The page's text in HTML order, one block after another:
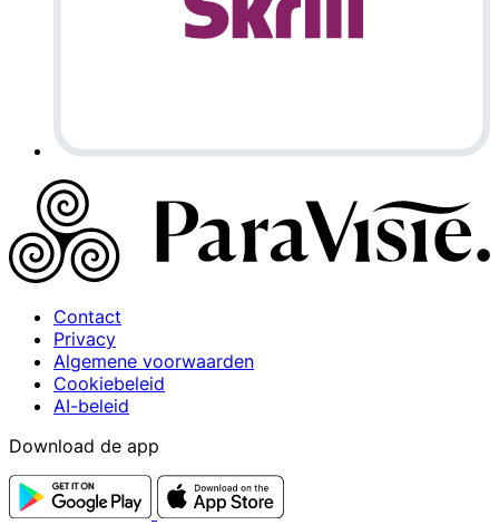
Contact
Privacy
Algemene voorwaarden
Cookiebeleid
AI-beleid
Download de app